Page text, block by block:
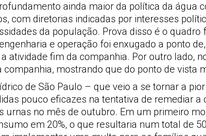
ainda maior da política da água
com diretorias indicadas por interesses
da população. Prova disso é o quadro
e operação foi enxugado a ponto
atividade fim da companhia. Por outro lado,
mostrando que do ponto de vista
de São Paulo – que veio a se tornar a
pouco eficazes na tentativa de remediar
no mês de outubro. Em um primeiro
em 20%, o que resultaria num total de